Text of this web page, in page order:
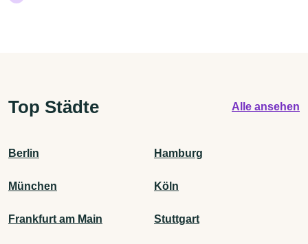
Top Städte Alle ansehen
Berlin Hamburg
München Köln
Frankfurt am Main Stuttgart